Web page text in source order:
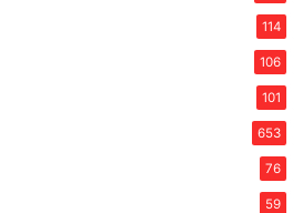
114
106
101
653
76
59